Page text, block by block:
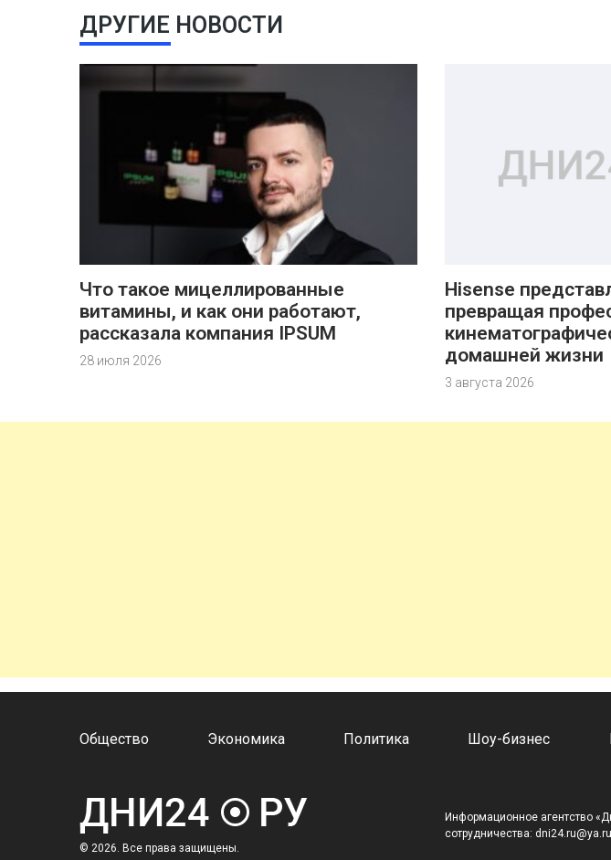
ДРУГИЕ НОВОСТИ
Что такое мицеллированные
витамины, и как они работают,
рассказала компания IPSUM
28 июля 2026
Hisense
превращая
домашней жизни
3 августа 2026
Общество Экономика Политика Шоу-бизнес
© 2026. Все права защищены.
Информационное агентство
сотрудничества: dni24.ru@ya.ru